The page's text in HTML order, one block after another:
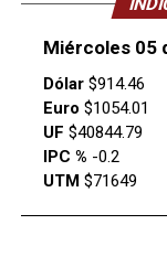
Miércoles 05
Dólar$914.46
Euro $1054.01
UF $40844.79
IPC % -0.2
UTM $71649